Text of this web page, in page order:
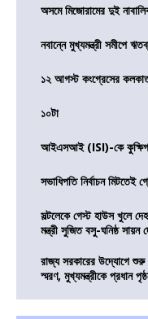
অসমে মিজোরামের দুই
নবান্নে মুখ্যমন্ত্রী সমীপে
১২ আগস্ট কংগ্রেসের
১০টা
আইএসআই (ISI)-কে কুক্ষিগত
সভাধিপতি নির্বাচন
সল্টলেকে গেস্ট হাউস খুলে
মন্ত্রী সুজিত বসু-ঘনিষ্ঠ
রাজ্য সরকারের উদ্যোগে শুরু
স্মরণ, মুখ্যমন্ত্রীকে প্রধান